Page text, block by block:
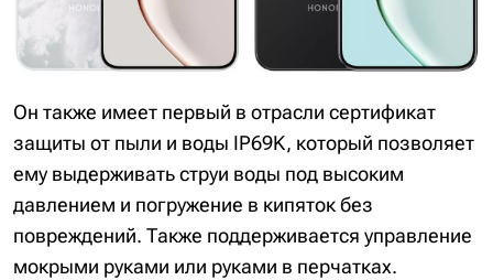
Он также имеет первый в отрасли сертификат
защиты от пыли и воды IP69K, который позволяет
ему выдерживать струи воды под высоким
давлением и погружение в кипяток без
повреждений. Также поддерживается управление
мокрыми руками или руками в перчатках.